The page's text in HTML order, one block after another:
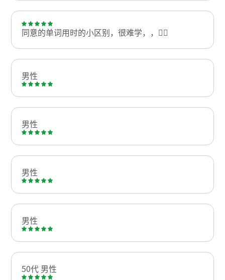
同意的单词用时的小区别，很难学，，😮‍💨
男性
男性
男性
男性
50代 男性